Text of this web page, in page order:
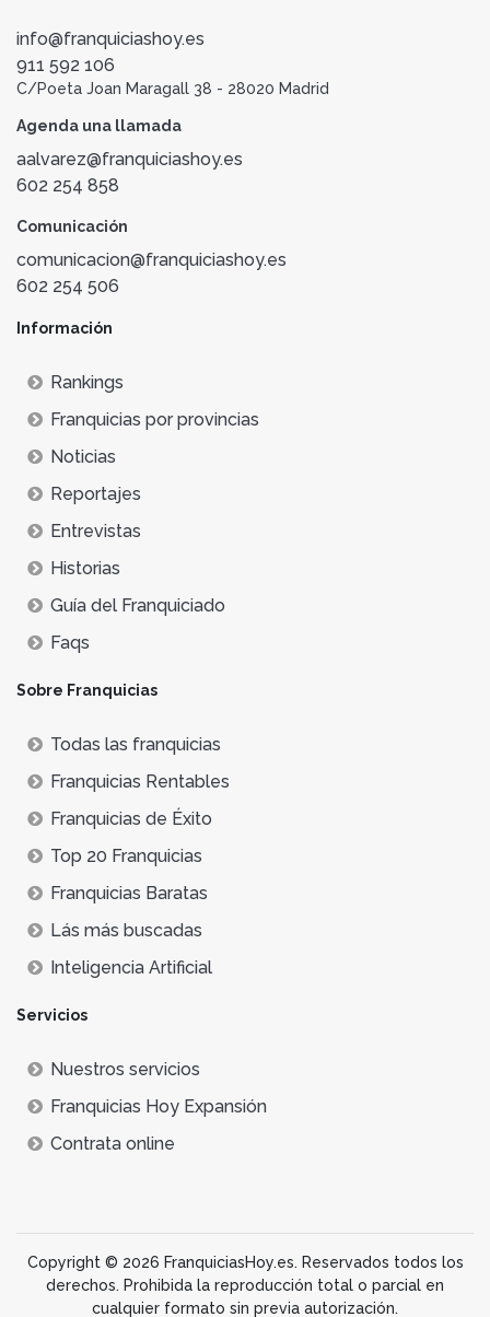
info@franquiciashoy.es
911 592 106
C/Poeta Joan Maragall 38 - 28020 Madrid
Agenda una llamada
aalvarez@franquiciashoy.es
602 254 858
Comunicación
comunicacion@franquiciashoy.es
602 254 506
Información
Rankings
Franquicias por provincias
Noticias
Reportajes
Entrevistas
Historias
Guía del Franquiciado
Faqs
Sobre Franquicias
Todas las franquicias
Franquicias Rentables
Franquicias de Éxito
Top 20 Franquicias
Franquicias Baratas
Lás más buscadas
Inteligencia Artificial
Servicios
Nuestros servicios
Franquicias Hoy Expansión
Contrata online
Copyright © 2026 FranquiciasHoy.es. Reservados todos los
derechos. Prohibida la reproducción total o parcial en
cualquier formato sin previa autorización.